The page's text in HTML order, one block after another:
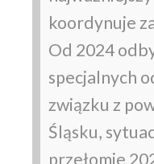
koordynuje
Od 2024
specjalnych
związku z
Śląsku,
przełomie